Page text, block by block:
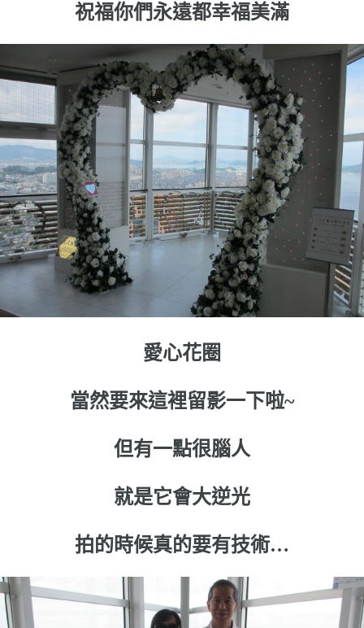
祝福你們永遠都幸福美滿
愛心花圈
當然要來這裡留影一下啦~
但有一點很腦人
就是它會大逆光
拍的時候真的要有技術…